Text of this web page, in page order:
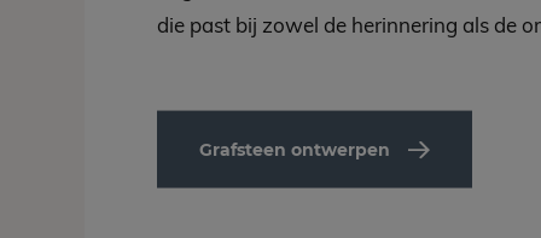
die past bij zowel de herinnering als de
Grafsteen ontwerpen